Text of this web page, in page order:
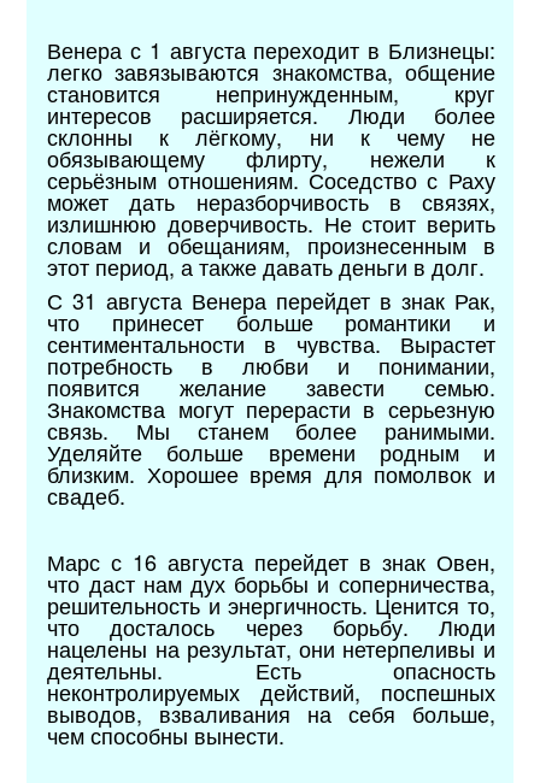
Венера с 1 августа переходит в Близнецы:
легко завязываются знакомства, общение
становится непринужденным, круг
интересов расширяется. Люди более
склонны к лёгкому, ни к чему не
обязывающему флирту, нежели к
серьёзным отношениям. Соседство с Раху
может дать неразборчивость в связях,
излишнюю доверчивость. Не стоит верить
словам и обещаниям, произнесенным в
этот период, а также давать деньги в долг.
С 31 августа Венера перейдет в знак Рак,
что принесет больше романтики и
сентиментальности в чувства. Вырастет
потребность в любви и понимании,
появится желание завести семью.
Знакомства могут перерасти в серьезную
связь. Мы станем более ранимыми.
Уделяйте больше времени родным и
близким. Хорошее время для помолвок и
свадеб.
Марс с 16 августа перейдет в знак Овен,
что даст нам дух борьбы и соперничества,
решительность и энергичность. Ценится то,
что досталось через борьбу. Люди
нацелены на результат, они нетерпеливы и
деятельны. Есть опасность
неконтролируемых действий, поспешных
выводов, взваливания на себя больше,
чем способны вынести.